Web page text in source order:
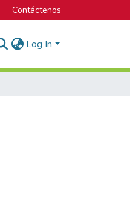
Contáctenos
Log In